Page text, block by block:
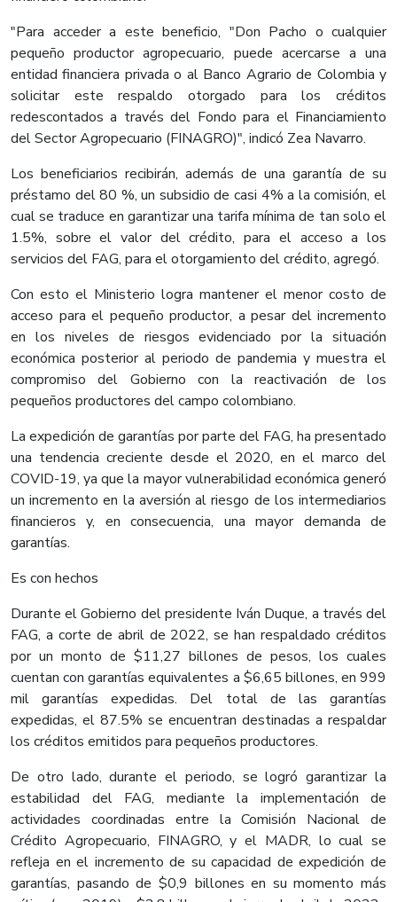
"Para acceder a este beneficio, "Don Pacho o cualquier
pequeño productor agropecuario, puede acercarse a una
entidad financiera privada o al Banco Agrario de Colombia y
solicitar este respaldo otorgado para los créditos
redescontados a través del Fondo para el Financiamiento
del Sector Agropecuario (FINAGRO)", indicó Zea Navarro.
Los beneficiarios recibirán, además de una garantía de su
préstamo del 80 %, un subsidio de casi 4% a la comisión, el
cual se traduce en garantizar una tarifa mínima de tan solo el
1.5%, sobre el valor del crédito, para el acceso a los
servicios del FAG, para el otorgamiento del crédito, agregó.
Con esto el Ministerio logra mantener el menor costo de
acceso para el pequeño productor, a pesar del incremento
en los niveles de riesgos evidenciado por la situación
económica posterior al periodo de pandemia y muestra el
compromiso del Gobierno con la reactivación de los
pequeños productores del campo colombiano.
La expedición de garantías por parte del FAG, ha presentado
una tendencia creciente desde el 2020, en el marco del
COVID-19, ya que la mayor vulnerabilidad económica generó
un incremento en la aversión al riesgo de los intermediarios
financieros y, en consecuencia, una mayor demanda de
garantías.
Es con hechos
Durante el Gobierno del presidente Iván Duque, a través del
FAG, a corte de abril de 2022, se han respaldado créditos
por un monto de $11,27 billones de pesos, los cuales
cuentan con garantías equivalentes a $6,65 billones, en 999
mil garantías expedidas. Del total de las garantías
expedidas, el 87.5% se encuentran destinadas a respaldar
los créditos emitidos para pequeños productores.
De otro lado, durante el periodo, se logró garantizar la
estabilidad del FAG, mediante la implementación de
actividades coordinadas entre la Comisión Nacional de
Crédito Agropecuario, FINAGRO, y el MADR, lo cual se
refleja en el incremento de su capacidad de expedición de
garantías, pasando de $0,9 billones en su momento más